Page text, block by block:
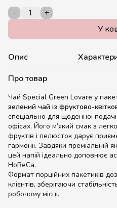
- +
У
Опис
Про товар
Чай Special Green Lovare у
зелений чай із фруктово-
спеціально для щоденної
офісах. Його м’який смак з
фруктів і пелюсток дарує
гармонії. Завдяки преміальній
цей напій ідеально доповнює
HoReCa.
Формат порційних пакетиків
клієнтів, зберігаючи
робочому місці.